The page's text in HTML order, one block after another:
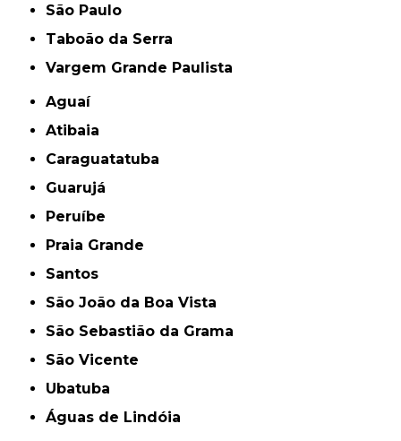
São Paulo
Taboão da Serra
Vargem Grande Paulista
Aguaí
Atibaia
Caraguatatuba
Guarujá
Peruíbe
Praia Grande
Santos
São João da Boa Vista
São Sebastião da Grama
São Vicente
Ubatuba
Águas de Lindóia